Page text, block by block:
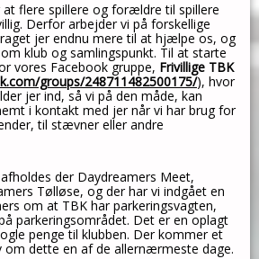
at flere spillere og forældre til spillere
Derfor arbejder vi på forskellige
jer endnu mere til at hjælpe os, og
klub og samlingspunkt. Til at starte
vores Facebook gruppe, Frivillige TBK
groups/248711482500175/), hvor
jer ind, så vi på den måde, kan
i kontakt med jer når vi har brug for
til stævner eller andre
der Daydreamers Meet,
Tølløse, og der har vi indgået en
om at TBK har parkeringsvagten,
parkeringsområdet. Det er en oplagt
penge til klubben. Der kommer et
om dette en af de allernærmeste dage.